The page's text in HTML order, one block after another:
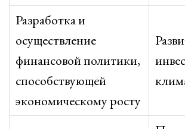
Разработка и
осуществление
финансовой политики,
способствующей
экономическому росту